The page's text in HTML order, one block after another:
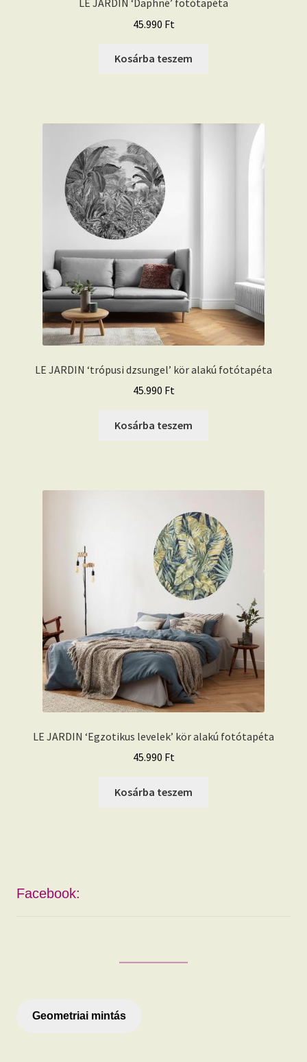
45.990 Ft
Kosárba teszem
LE JARDIN ‘trópusi dzsungel’ kör alakú fotótapéta
45.990 Ft
Kosárba teszem
LE JARDIN ‘Egzotikus levelek’ kör alakú fotótapéta
45.990 Ft
Kosárba teszem
Facebook:
Geometriai mintás